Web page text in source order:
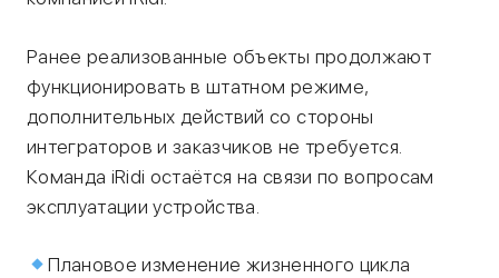
Ранее реализованные объекты продолжают
функционировать в штатном режиме,
дополнительных действий со стороны
интеграторов и заказчиков не требуется.
Команда iRidi остаётся на связи по вопросам
эксплуатации устройства.
Плановое изменение жизненного цикла